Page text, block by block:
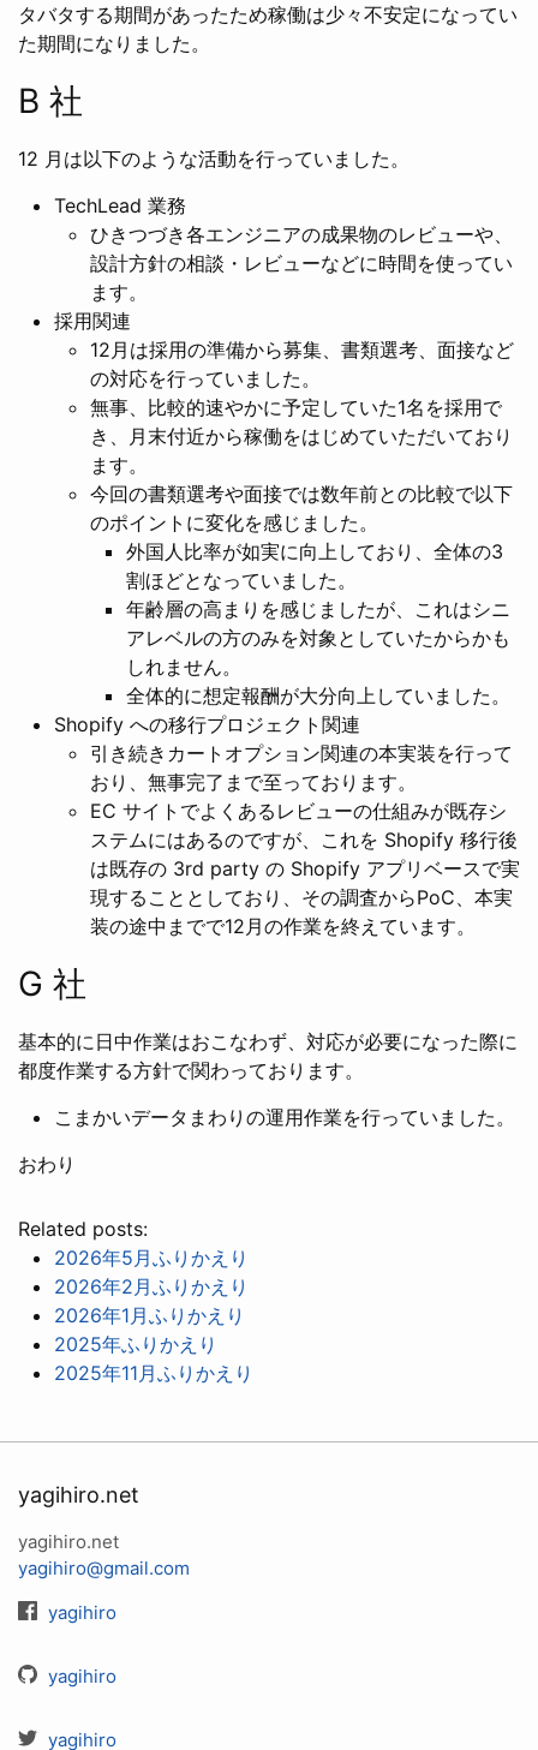
タバタする期間があったため稼働は少々不安定になってい
た期間になりました。
B 社
12 月は以下のような活動を行っていました。
TechLead 業務
ひきつづき各エンジニアの成果物のレビューや、
設計方針の相談・レビューなどに時間を使ってい
ます。
採用関連
12月は採用の準備から募集、書類選考、面接など
の対応を行っていました。
無事、比較的速やかに予定していた1名を採用で
き、月末付近から稼働をはじめていただいており
ます。
今回の書類選考や面接では数年前との比較で以下
のポイントに変化を感じました。
外国人比率が如実に向上しており、全体の3
割ほどとなっていました。
年齢層の高まりを感じましたが、これはシニ
アレベルの方のみを対象としていたからかも
しれません。
全体的に想定報酬が大分向上していました。
Shopify への移行プロジェクト関連
引き続きカートオプション関連の本実装を行って
おり、無事完了まで至っております。
EC サイトでよくあるレビューの仕組みが既存シ
ステムにはあるのですが、これを Shopify 移行後
は既存の 3rd party の Shopify アプリベースで実
現することとしており、その調査からPoC、本実
装の途中までで12月の作業を終えています。
G 社
基本的に日中作業はおこなわず、対応が必要になった際に
都度作業する方針で関わっております。
こまかいデータまわりの運用作業を行っていました。
おわり
Related posts:
2026年5月ふりかえり
2026年2月ふりかえり
2026年1月ふりかえり
2025年ふりかえり
2025年11月ふりかえり
yagihiro.net
yagihiro.net
yagihiro@gmail.com
yagihiro
yagihiro
yagihiro